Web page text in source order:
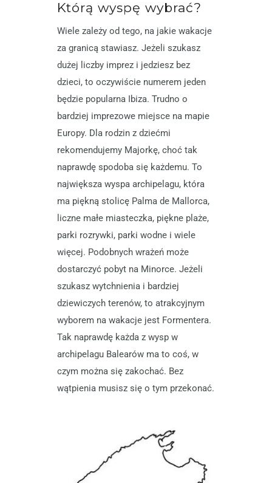
Którą wyspę wybrać?
Wiele zależy od tego, na jakie wakacje
za granicą stawiasz. Jeżeli szukasz
dużej liczby imprez i jedziesz bez
dzieci, to oczywiście numerem jeden
będzie popularna Ibiza. Trudno o
bardziej imprezowe miejsce na mapie
Europy. Dla rodzin z dziećmi
rekomendujemy Majorkę, choć tak
naprawdę spodoba się każdemu. To
największa wyspa archipelagu, która
ma piękną stolicę Palma de Mallorca,
liczne małe miasteczka, piękne plaże,
parki rozrywki, parki wodne i wiele
więcej. Podobnych wrażeń może
dostarczyć pobyt na Minorce. Jeżeli
szukasz wytchnienia i bardziej
dziewiczych terenów, to atrakcyjnym
wyborem na wakacje jest Formentera.
Tak naprawdę każda z wysp w
archipelagu Balearów ma to coś, w
czym można się zakochać. Bez
wątpienia musisz się o tym przekonać.